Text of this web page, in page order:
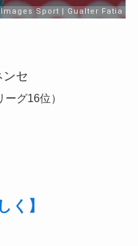
ンセ
ーグ16位）
く】